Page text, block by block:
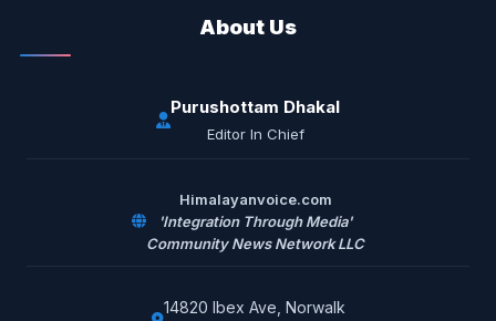
About Us
Purushottam Dhakal
Editor In Chief
Himalayanvoice.com
'Integration Through Media'
Community News Network LLC
14820 Ibex Ave, Norwalk